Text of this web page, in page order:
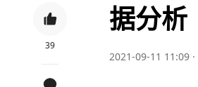
39
据分析
2021-09-11 11:09 ·